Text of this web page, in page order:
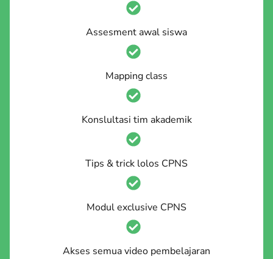
Assesment awal siswa
Mapping class
Konslultasi tim akademik
Tips & trick lolos CPNS
Modul exclusive CPNS
Akses semua video pembelajaran